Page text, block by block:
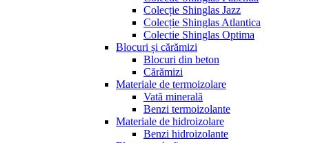
Colecție Shinglas Jazz
Colecție Shinglas Atlantica
Colectie Shinglas Optima
Blocuri și cărămizi
Blocuri din beton
Cărămizi
Materiale de termoizolare
Vată minerală
Benzi termoizolante
Materiale de hidroizolare
Benzi hidroizolante